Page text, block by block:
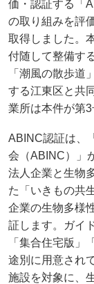
価・認証する「
の取り組みを評
取得しました。
付随して整備す
「潮風の散歩道
する江東区と共
業所は本件が第3
ABINC認証は、
会（ABINC）」
法人企業と生物
た「いきもの共
企業の生物多様
証します。ガイ
「集合住宅版」
途別に用意され
施設を対象に、